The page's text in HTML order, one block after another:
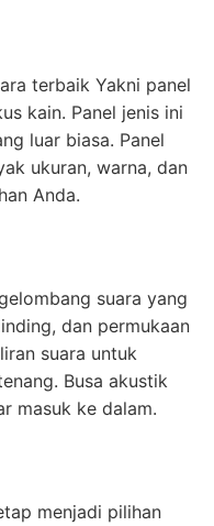
terbaik Yakni panel
kain. Panel jenis ini
luar biasa. Panel
ukuran, warna, dan
Anda.
suara yang
dan permukaan
suara untuk
Busa akustik
masuk ke dalam.
menjadi pilihan